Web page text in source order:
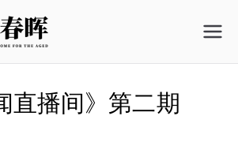
寸草春晖养
老护理
北京高端养老院提供失能|失智|
高龄护理服务
直播间》第二期